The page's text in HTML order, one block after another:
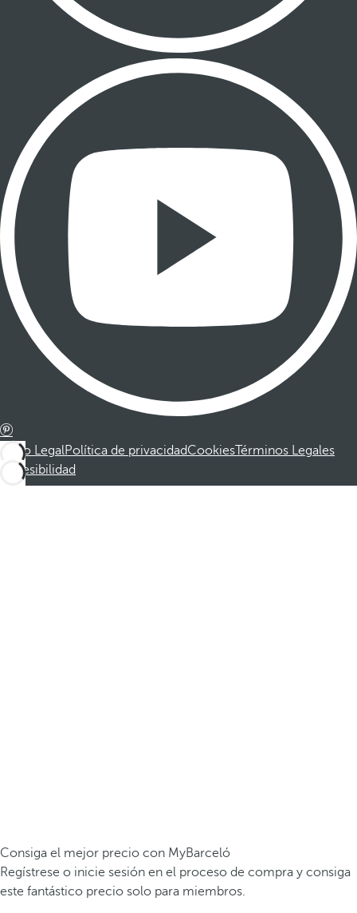
Aviso LegalPolítica de privacidadCookiesTérminos Legales
Accesibilidad
Consiga el mejor precio con MyBarceló
Regístrese o inicie sesión en el proceso de compra y consiga
este fantástico precio solo para miembros.